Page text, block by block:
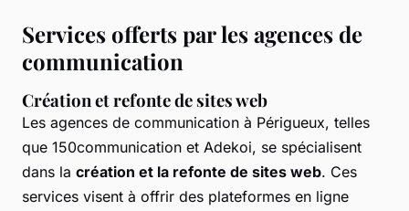
Services offerts par les agences de
communication
Création et refonte de sites web
Les agences de communication à Périgueux, telles
que 150communication et Adekoi, se spécialisent
dans la création et la refonte de sites web. Ces
services visent à offrir des plateformes en ligne